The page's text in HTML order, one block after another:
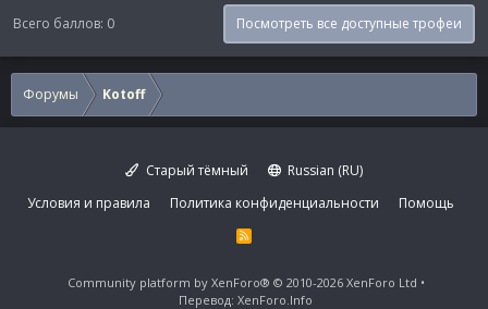
Всего баллов: 0 Посмотреть все доступные трофеи
Форумы Kotoff
Старый тёмный
Russian (RU)
Условия и правила
Политика конфиденциальности Помощь
R
S
Community platform by XenForo® © 2010-2026 XenForo Ltd
Перевод: XenForo.Info